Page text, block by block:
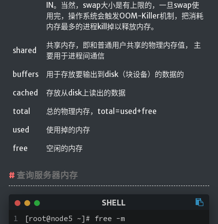
IN。当然，swap大小是有上限的，一旦swap使
用完，操作系统会触发OOM-Killer机制，把消耗
内存最多的进程kill掉以释放内存。
shared
共享内存，即和普通用户共享的物理内存值， 主
要用于进程间通信
buffers
用于存放要输出到disk（块设备）的数据的
cached
存放从disk上读出的数据
total
总的物理内存，total=used+free
used
使用掉的内存
free
空闲的内存
查询服务器内存
[root@node5 ~]# free -m